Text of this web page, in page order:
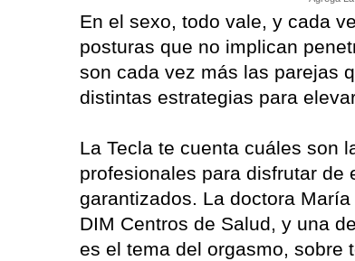
En el sexo, todo vale, y cada
posturas que no implican
son cada vez más las parejas
distintas estrategias para
La Tecla te cuenta cuáles son
profesionales para disfrutar de
garantizados. La doctora
DIM Centros de Salud, y una
es el tema del orgasmo, sobre